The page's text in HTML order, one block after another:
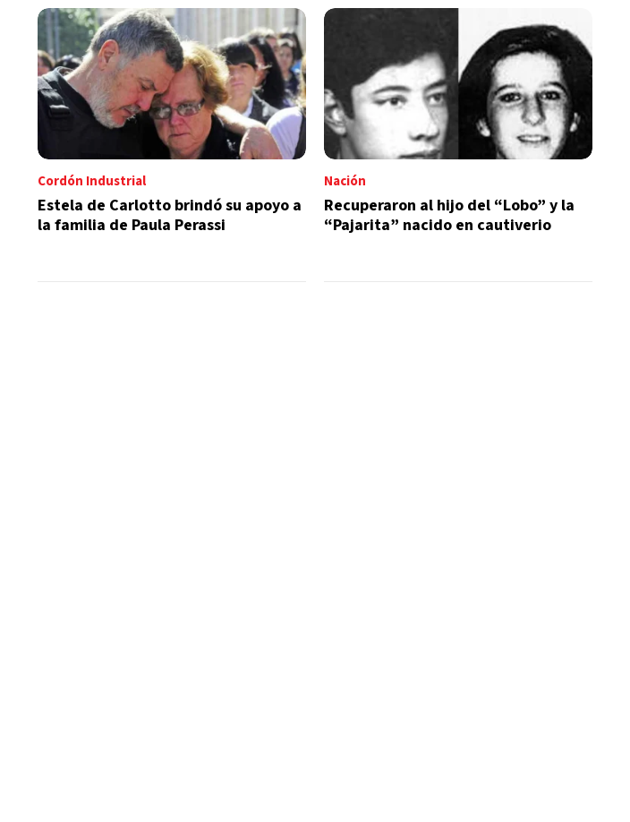
Cordón Industrial
Estela de Carlotto brindó su apoyo a
la familia de Paula Perassi
Nación
Recuperaron al hijo del “Lobo” y la
“Pajarita” nacido en cautiverio